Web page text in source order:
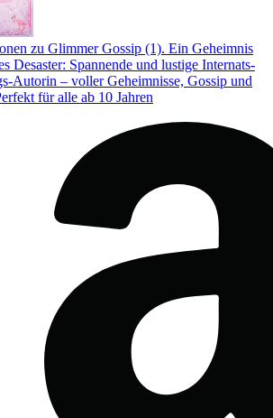
zu Glimmer Gossip (1). Ein Geheimnis
Desaster: Spannende und lustige Internats-
Autorin – voller Geheimnisse, Gossip und
für alle ab 10 Jahren